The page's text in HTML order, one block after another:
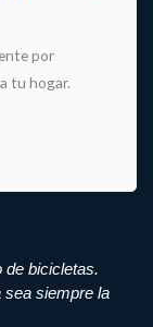
por
tu hogar.
de bicicletas.
sea siempre la